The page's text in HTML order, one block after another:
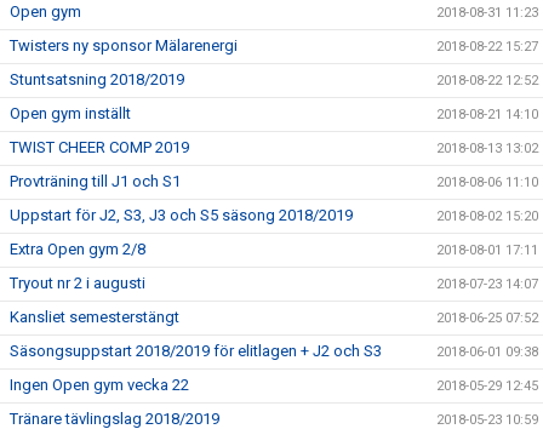
Open gym 2018-08-31 11:23
Twisters ny sponsor Mälarenergi 2018-08-22 15:27
Stuntsatsning 2018/2019 2018-08-22 12:52
Open gym inställt 2018-08-21 14:10
TWIST CHEER COMP 2019 2018-08-13 13:02
Provträning till J1 och S1 2018-08-06 11:10
Uppstart för J2, S3, J3 och S5 säsong 2018/2019 2018-08-02 15:20
Extra Open gym 2/8 2018-08-01 17:11
Tryout nr 2 i augusti 2018-07-23 14:07
Kansliet semesterstängt 2018-06-25 07:52
Säsongsuppstart 2018/2019 för elitlagen + J2 och S3 2018-06-01 09:38
Ingen Open gym vecka 22 2018-05-29 12:45
Tränare tävlingslag 2018/2019 2018-05-23 10:59